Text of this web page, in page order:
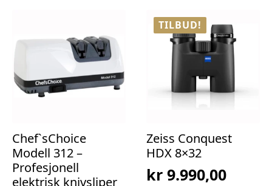
Chef`sChoice
Modell 312 –
Profesjonell
elektrisk knivsliper
TILBUD!
Zeiss Conquest
HDX 8×32
kr9.990,00